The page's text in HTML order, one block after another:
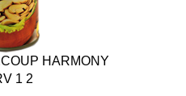
HARMONY
1 2